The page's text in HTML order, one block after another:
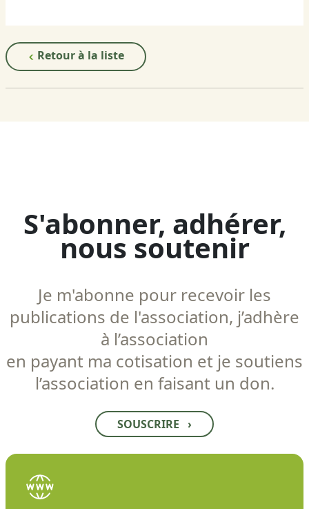
Retour à la liste
S'abonner, adhérer,
nous soutenir
Je m'abonne pour recevoir les
publications de l'association, j’adhère
à l’association
en payant ma cotisation et je soutiens
l’association en faisant un don.
SOUSCRIRE ›